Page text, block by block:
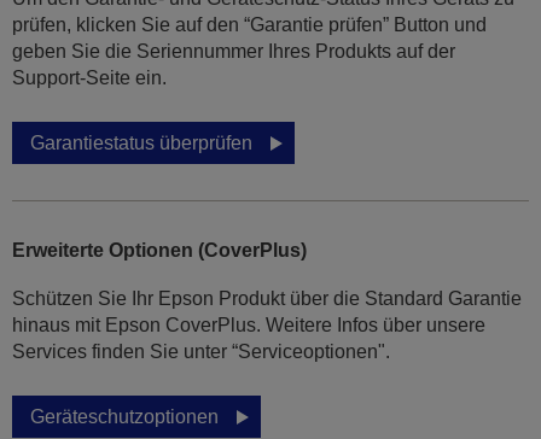
prüfen, klicken Sie auf den “Garantie prüfen” Button und
geben Sie die Seriennummer Ihres Produkts auf der
Support-Seite ein.
Garantiestatus überprüfen
Erweiterte Optionen (CoverPlus)
Schützen Sie Ihr Epson Produkt über die Standard Garantie
hinaus mit Epson CoverPlus. Weitere Infos über unsere
Services finden Sie unter “Serviceoptionen".
Geräteschutzoptionen